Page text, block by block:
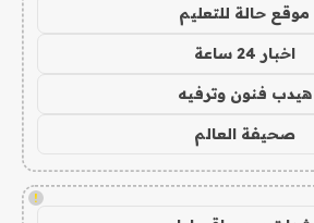
موقع حالة للتعليم
اخبار 24 ساعة
هيدب فنون وترفيه
صحيفة العالم
!